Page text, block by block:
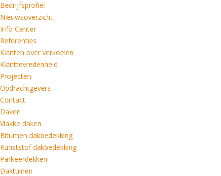
Bedrijfsprofiel
Nieuwsoverzicht
Info Center
Referenties
Klanten over verkoelen
Klanttevredenheid
Projecten
Opdrachtgevers
Contact
Daken
Vlakke daken
Bitumen dakbedekking
Kunststof dakbedekking
Parkeerdekken
Daktuinen